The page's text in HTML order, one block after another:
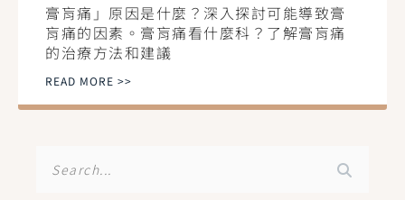
膏肓痛」原因是什麼？深入探討可能導致膏
肓痛的因素。膏肓痛看什麼科？了解膏肓痛
的治療方法和建議
READ MORE >>